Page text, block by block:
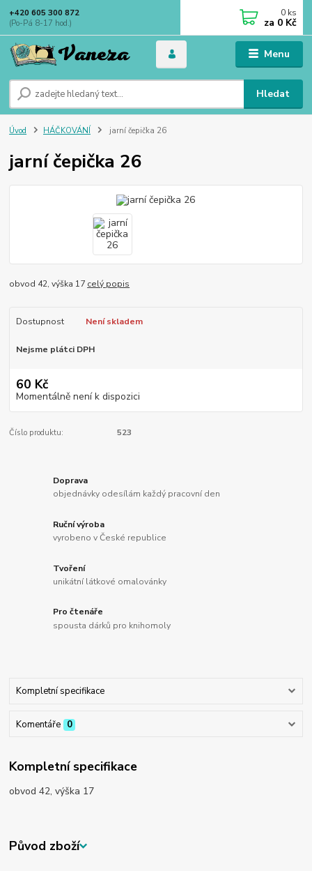
Menu
Hledat
+420 605 300 872
(Po-Pá 8-17 hod.)
0 ks
za 0 Kč
Úvod HÁČKOVÁNÍ jarní čepička 26
jarní čepička 26
obvod 42, výška 17 celý popis
Dostupnost Není skladem
Nejsme plátci DPH
60 Kč
Momentálně není k dispozici
Číslo produktu: 523
Doprava
objednávky odesílám každý pracovní den
Ruční výroba
vyrobeno v České republice
Tvoření
unikátní látkové omalovánky
Pro čtenáře
spousta dárků pro knihomoly
Kompletní specifikace
Komentáře 0
Kompletní specifikace
obvod 42, výška 17
Původ zboží